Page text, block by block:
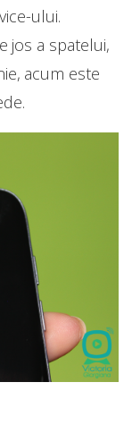
ului.
jos a spatelui,
acum este